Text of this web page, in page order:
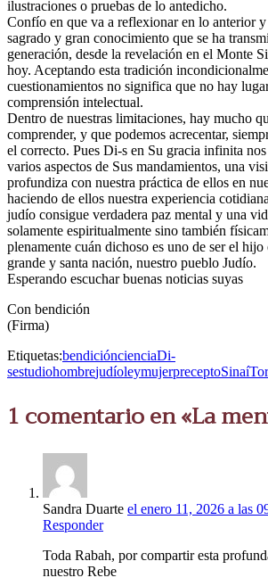
ilustraciones o pruebas de lo antedicho.
Confío en que va a reflexionar en lo anterior y
sagrado y gran conocimiento que se ha
generación, desde la revelación en el Monte
hoy. Aceptando esta tradición
cuestionamientos no significa que no hay
comprensión intelectual.
Dentro de nuestras limitaciones, hay mucho
comprender, y que podemos acrecentar,
el correcto. Pues Di-s en Su gracia infinita
varios aspectos de Sus mandamientos, una
profundiza con nuestra práctica de ellos en
haciendo de ellos nuestra experiencia
judío consigue verdadera paz mental y una
solamente espiritualmente sino también
plenamente cuán dichoso es uno de ser el hijo
grande y santa nación, nuestro pueblo Judío.
Esperando escuchar buenas noticias suyas
Con bendición
(Firma)
Etiquetas:bendicióncienciaDi-
sestudiohombrejudíoleymujerpreceptoSinaí
1 comentario en «La
Sandra Duarte el enero 11, 2026 a las
Responder
Toda Rabah, por compartir esta
nuestro Rebe